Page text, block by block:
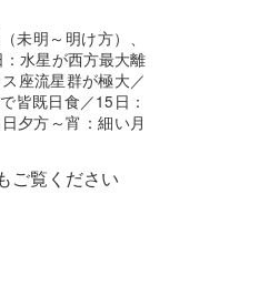
未明～明け方）、
水星が西方最大離
座流星群が極大／
皆既日食／15日：
夕方～宵：細い月
ご覧ください